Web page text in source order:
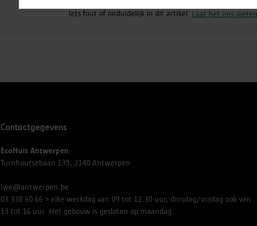
Iets fout of onduidelijk in dit artikel Laat het ons weten
Contactgegevens
EcoHuis Antwerpen
Turnhoutsebaan 139, 2140 Antwerpen
lwe@antwerpen.be
03 338 60 66 > elke werkdag van 09 tot 12.30 uur, dinsdag/vrijdag ook van
13 tot 16 uur. Het gebouw is gesloten op maandag.